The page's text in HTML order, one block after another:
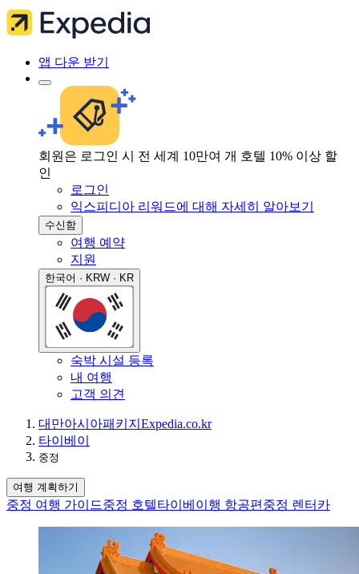
앱 다운 받기
회원은 로그인 시 전 세계 10만여 개 호텔 10% 이상 할
인
로그인
익스피디아 리워드에 대해 자세히 알아보기
수신함
여행 예약
지원
한국어 · KRW · KR
숙박 시설 등록
내 여행
고객 의견
대만아시아패키지 Expedia.co.kr
타이베이
중정
여행 계획하기
중정 여행 가이드중정 호텔타이베이행 항공편 중정 렌터카